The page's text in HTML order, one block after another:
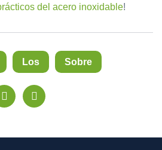
del acero inoxidable!
Los Sobre